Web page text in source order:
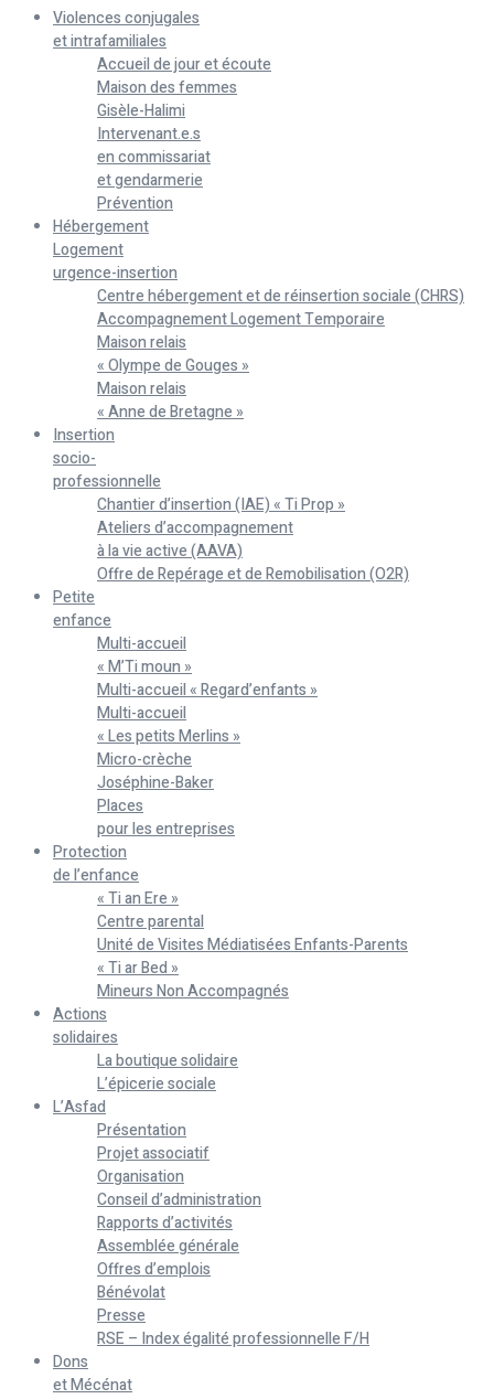
Violences conjugales
et intrafamiliales
Accueil de jour et écoute
Maison des femmes
Gisèle-Halimi
Intervenant.e.s
en commissariat
et gendarmerie
Prévention
Hébergement
Logement
urgence-insertion
Centre hébergement et de réinsertion sociale (CHRS)
Accompagnement Logement Temporaire
Maison relais
« Olympe de Gouges »
Maison relais
« Anne de Bretagne »
Insertion
socio-
professionnelle
Chantier d’insertion (IAE) « Ti Prop »
Ateliers d’accompagnement
à la vie active (AAVA)
Offre de Repérage et de Remobilisation (O2R)
Petite
enfance
Multi-accueil
« M’Ti moun »
Multi-accueil « Regard’enfants »
Multi-accueil
« Les petits Merlins »
Micro-crèche
Joséphine-Baker
Places
pour les entreprises
Protection
de l’enfance
« Ti an Ere »
Centre parental
Unité de Visites Médiatisées Enfants-Parents
« Ti ar Bed »
Mineurs Non Accompagnés
Actions
solidaires
La boutique solidaire
L’épicerie sociale
L’Asfad
Présentation
Projet associatif
Organisation
Conseil d’administration
Rapports d’activités
Assemblée générale
Offres d’emplois
Bénévolat
Presse
RSE – Index égalité professionnelle F/H
Dons
et Mécénat